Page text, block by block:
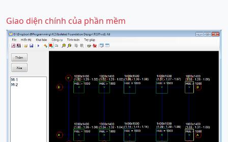
Giao diện chính của phần mềm